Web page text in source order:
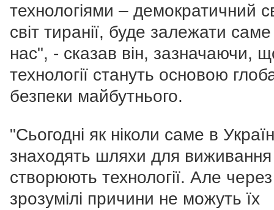
технологіями – демократичний
світ тиранії, буде залежати саме
нас", - сказав він, зазначаючи,
технології стануть основою
безпеки майбутнього.
"Сьогодні як ніколи саме в
знаходять шляхи для
створюють технології. Але через
зрозумілі причини не можуть їх